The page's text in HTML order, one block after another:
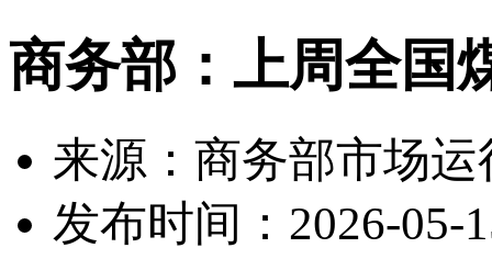
商务部：上周全国
来源：商务部市场
发布时间：2026-05-